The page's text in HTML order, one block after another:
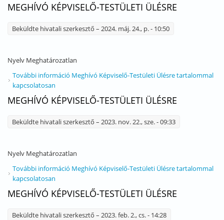
MEGHÍVÓ KÉPVISELŐ-TESTÜLETI ÜLÉSRE
Beküldte hivatali szerkesztő – 2024. máj. 24., p. - 10:50
Nyelv Meghatározatlan
További információ Meghívó Képviselő-Testületi Ülésre tartalommal
kapcsolatosan
MEGHÍVÓ KÉPVISELŐ-TESTÜLETI ÜLÉSRE
Beküldte hivatali szerkesztő – 2023. nov. 22., sze. - 09:33
Nyelv Meghatározatlan
További információ Meghívó Képviselő-Testületi Ülésre tartalommal
kapcsolatosan
MEGHÍVÓ KÉPVISELŐ-TESTÜLETI ÜLÉSRE
Beküldte hivatali szerkesztő – 2023. feb. 2., cs. - 14:28